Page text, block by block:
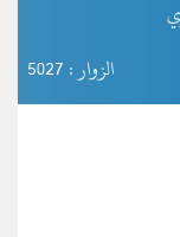
الزوار : 5027